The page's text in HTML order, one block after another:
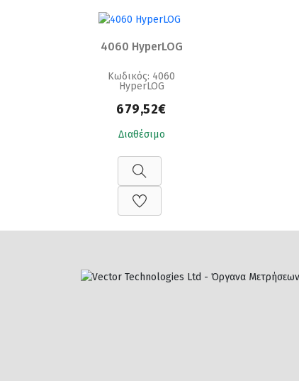
4060 HyperLOG
Κωδικός: 4060
HyperLOG
679,52€
Διαθέσιμο